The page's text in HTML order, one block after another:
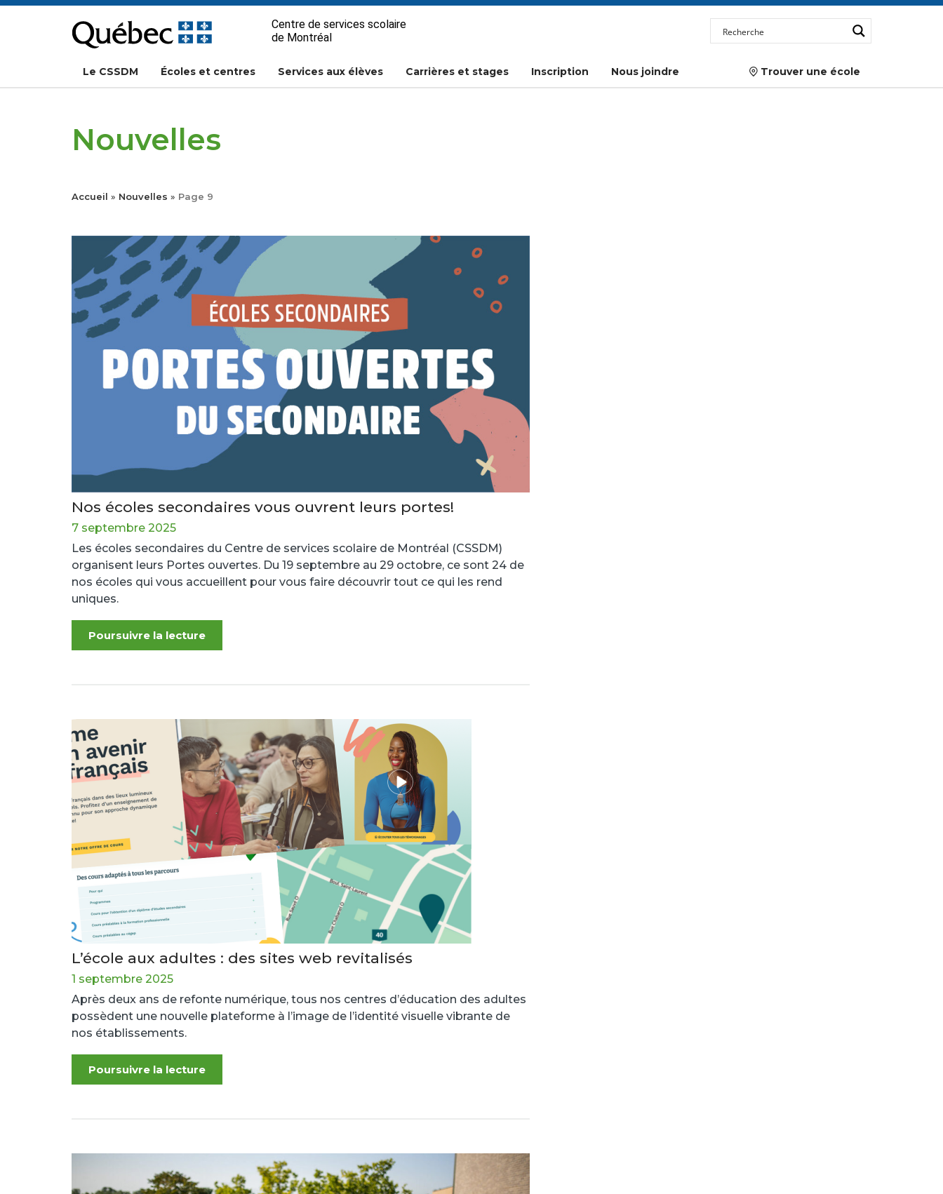
au
contenu
Centre de services scolaire
de Montréal
Le CSSDM Écoles et centres Services aux élèves Carrières et stages Inscription Nous joindre  Trouver une école
Nouvelles
Accueil » Nouvelles » Page 9
Nos écoles secondaires vous ouvrent leurs portes!
7 septembre 2025
Les écoles secondaires du Centre de services scolaire de Montréal (CSSDM)
organisent leurs Portes ouvertes. Du 19 septembre au 29 octobre, ce sont 24 de
nos écoles qui vous accueillent pour vous faire découvrir tout ce qui les rend
uniques.
Poursuivre la lecture
L’école aux adultes : des sites web revitalisés
1 septembre 2025
Après deux ans de refonte numérique, tous nos centres d’éducation des adultes
possèdent une nouvelle plateforme à l’image de l’identité visuelle vibrante de
nos établissements.
Poursuivre la lecture